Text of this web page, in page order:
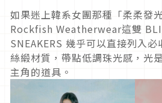
如果迷上韓系女團那種「柔柔發
Rockfish Weatherwear這雙
SNEAKERS 幾乎可以直接列入
絲緞材質，帶點低調珠光感，光
主角的道具。